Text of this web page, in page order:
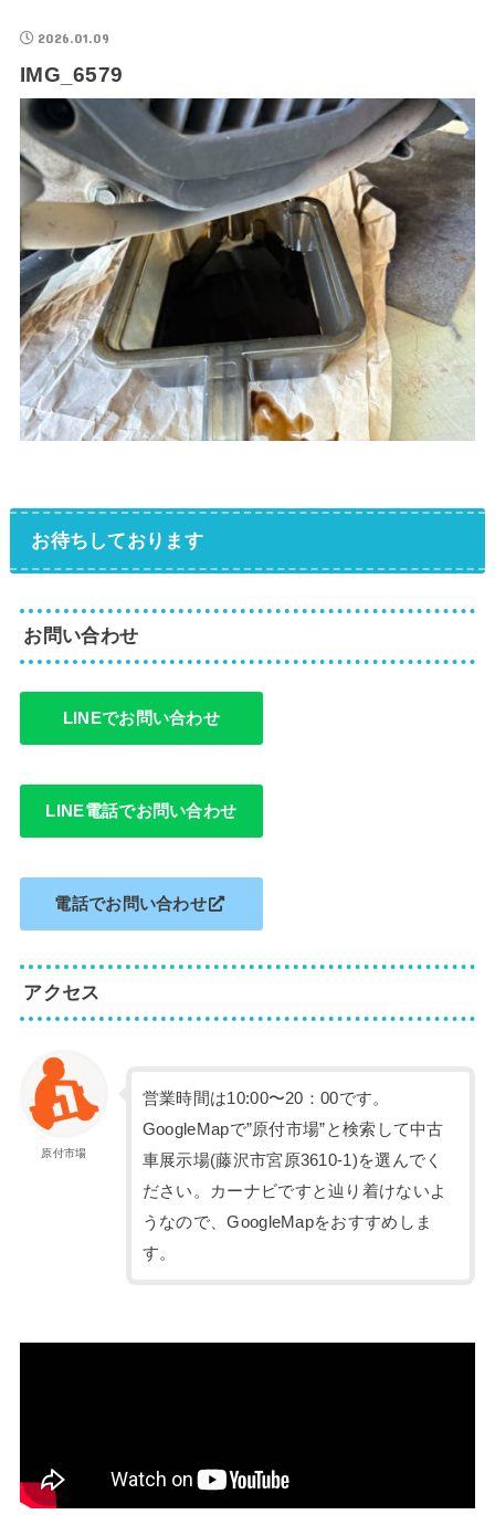
2026.01.09
IMG_6579
お待ちしております
お問い合わせ
LINEでお問い合わせ
LINE電話でお問い合わせ
電話でお問い合わせ
アクセス
原付市場
営業時間は10:00〜20：00です。
GoogleMapで”原付市場”と検索して中古
車展示場(藤沢市宮原3610-1)を選んでく
ださい。カーナビですと辿り着けないよ
うなので、GoogleMapをおすすめしま
す。